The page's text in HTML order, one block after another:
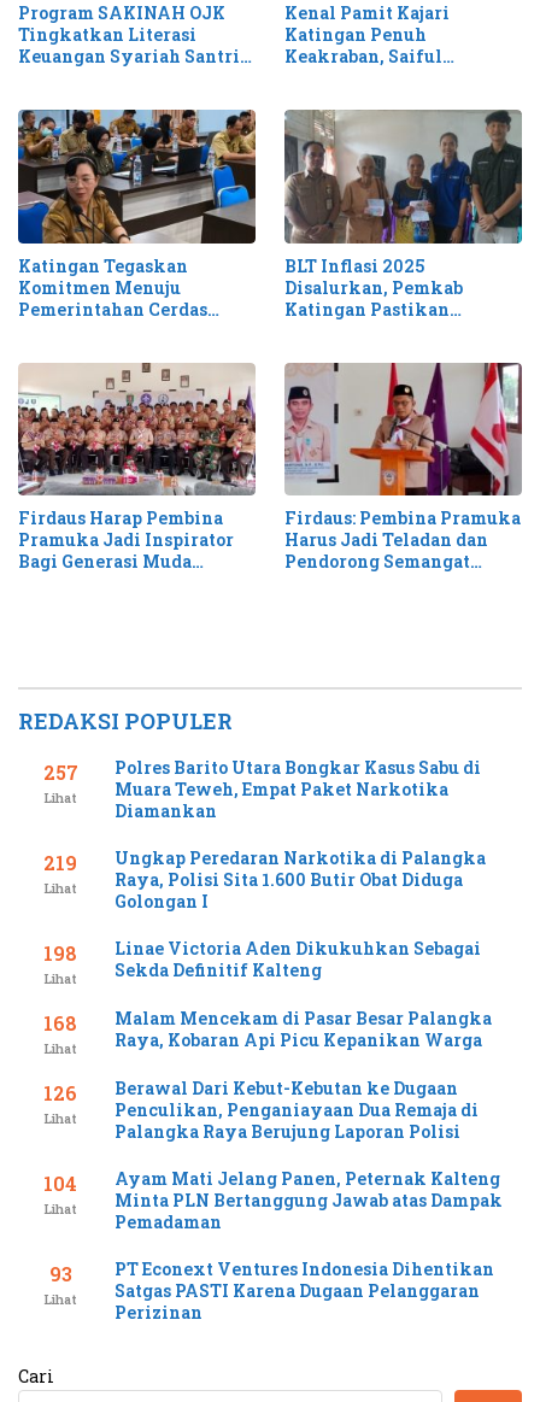
Program SAKINAH OJK
Tingkatkan Literasi
Keuangan Syariah Santri
Kenal Pamit Kajari
Katingan Penuh
Keakraban, Saiful
Aman dan Maju
Katingan Tegaskan
Komitmen Menuju
Pemerintahan Cerdas
BLT Inflasi 2025
Disalurkan, Pemkab
Katingan Pastikan
Firdaus Harap Pembina
Pramuka Jadi Inspirator
Bagi Generasi Muda
Firdaus: Pembina Pramuka
Harus Jadi Teladan dan
Pendorong Semangat
REDAKSI POPULER
257
Lihat
Polres Barito Utara Bongkar Kasus Sabu di
Muara Teweh, Empat Paket Narkotika
Diamankan
219
Lihat
Ungkap Peredaran Narkotika di Palangka
Raya, Polisi Sita 1.600 Butir Obat Diduga
Golongan I
198
Lihat
Linae Victoria Aden Dikukuhkan Sebagai
Sekda Definitif Kalteng
168
Lihat
Malam Mencekam di Pasar Besar Palangka
Raya, Kobaran Api Picu Kepanikan Warga
126
Lihat
Berawal Dari Kebut-Kebutan ke Dugaan
Penculikan, Penganiayaan Dua Remaja di
Palangka Raya Berujung Laporan Polisi
104
Lihat
Ayam Mati Jelang Panen, Peternak Kalteng
Minta PLN Bertanggung Jawab atas Dampak
Pemadaman
93
Lihat
PT Econext Ventures Indonesia Dihentikan
Satgas PASTI Karena Dugaan Pelanggaran
Perizinan
Cari